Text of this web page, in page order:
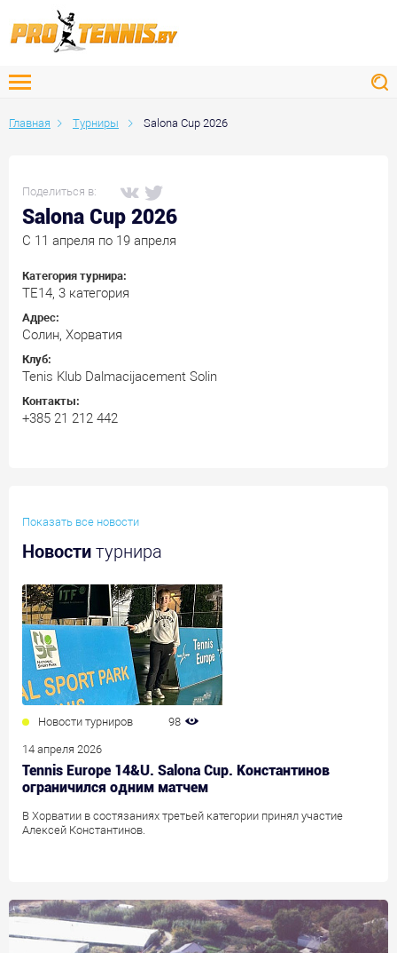
Главная Турниры Salona Cup 2026
Поделиться в:
Salona Cup 2026
C 11 апреля по 19 апреля
Категория турнира:
ТЕ14, 3 категория
Адрес:
Солин, Хорватия
Клуб:
Tenis Klub Dalmacijacement Solin
Контакты:
+385 21 212 442
Показать все новости
Новости турнира
Новости турниров 98
14 апреля 2026
Tennis Europe 14&U. Salona Cup. Константинов
ограничился одним матчем
В Хорватии в состязаниях третьей категории принял участие
Алексей Константинов.